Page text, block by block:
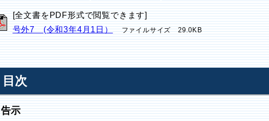
[全文書をPDF形式で閲覧できます]
号外7 (令和3年4月1日）
ファイルサイズ 29.0KB
目次
告示